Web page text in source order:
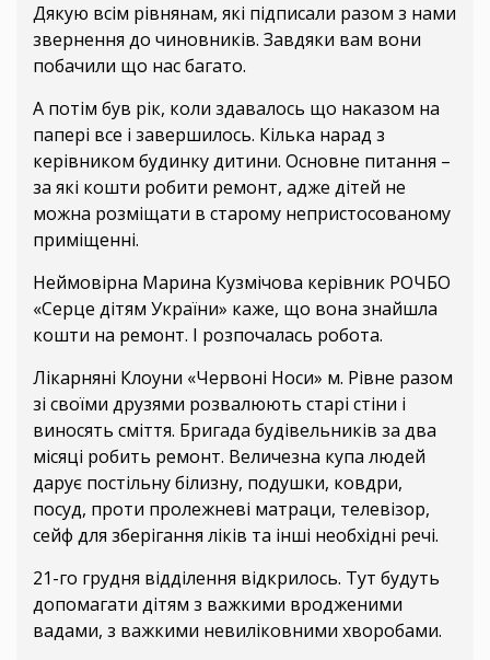
Дякую всім рівнянам, які підписали разом з нами
звернення до чиновників. Завдяки вам вони
побачили що нас багато.
А потім був рік, коли здавалось що наказом на
папері все і завершилось. Кілька нарад з
керівником будинку дитини. Основне питання –
за які кошти робити ремонт, адже дітей не
можна розміщати в старому непристосованому
приміщенні.
Неймовірна Марина Кузмічова керівник РОЧБО
«Серце дітям України» каже, що вона знайшла
кошти на ремонт. І розпочалась робота.
Лікарняні Клоуни «Червоні Носи» м. Рівне разом
зі своїми друзями розвалюють старі стіни і
виносять сміття. Бригада будівельників за два
місяці робить ремонт. Величезна купа людей
дарує постільну білизну, подушки, ковдри,
посуд, проти пролежневі матраци, телевізор,
сейф для зберігання ліків та інші необхідні речі.
21-го грудня відділення відкрилось. Тут будуть
допомагати дітям з важкими вродженими
вадами, з важкими невиліковними хворобами.